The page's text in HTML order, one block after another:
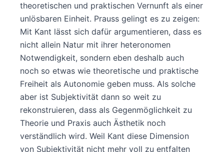
theoretischen und praktischen Vernunft als einer
unlösbaren Einheit. Prauss gelingt es zu zeigen:
Mit Kant lässt sich dafür argumentieren, dass es
nicht allein Natur mit ihrer heteronomen
Notwendigkeit, sondern eben deshalb auch
noch so etwas wie theoretische und praktische
Freiheit als Autonomie geben muss. Als solche
aber ist Subjektivität dann so weit zu
rekonstruieren, dass als Gegenmöglichkeit zu
Theorie und Praxis auch Ästhetik noch
verständlich wird. Weil Kant diese Dimension
von Subjektivität nicht mehr voll zu entfalten